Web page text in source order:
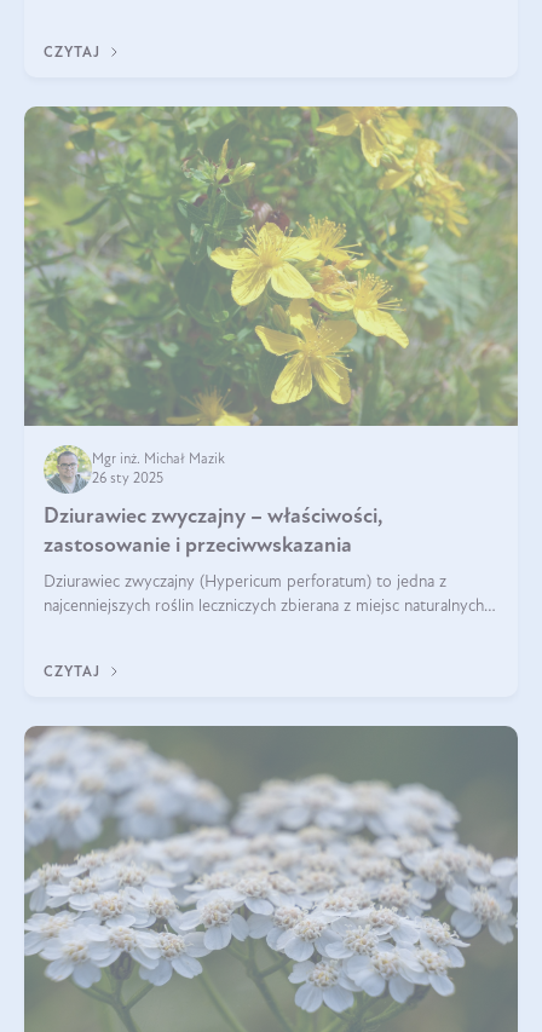
CZYTAJ
Mgr inż. Michał Mazik
26 sty 2025
Dziurawiec zwyczajny – właściwości,
zastosowanie i przeciwwskazania
Dziurawiec zwyczajny (Hypericum perforatum) to jedna z
najcenniejszych roślin leczniczych zbierana z miejsc naturalnych i
CZYTAJ